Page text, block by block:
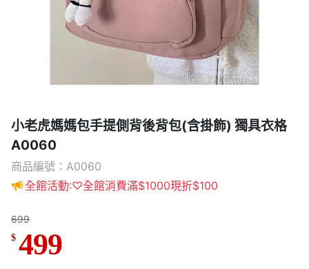
小老虎媽媽包手提側背後背包(含掛飾) 獨具衣格
A0060
商品編號：A0060
全館活動:♡全館消費滿$1000現折$100
699
$ 499